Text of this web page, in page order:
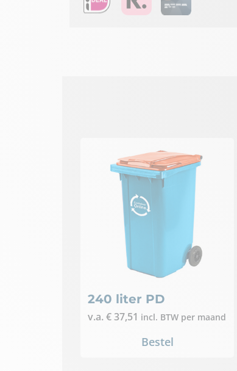
240 liter PD
v.a.€37,51 incl. BTW per maand
Bestel